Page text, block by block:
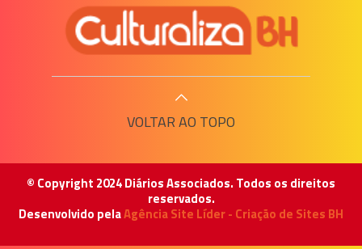
VOLTAR AO TOPO
© Copyright 2024 Diários Associados. Todos os direitos
reservados.
Desenvolvido pelaAgência Site Líder - Criação de Sites BH